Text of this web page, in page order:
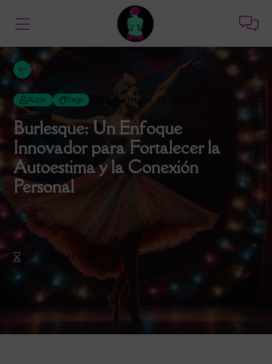
Volver
Autor Tags Noviembre 23, 2025
Burlesque: Un Enfoque
Innovador para Fortalecer la
Autoestima y la Conexión
Personal
6 min de lectura